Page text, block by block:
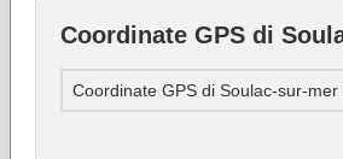
Coordinate GPS di
Coordinate GPS di Soulac-sur-mer